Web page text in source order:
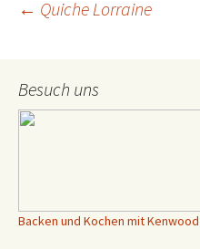
← Quiche Lorraine
Besuch uns
Backen und Kochen mit